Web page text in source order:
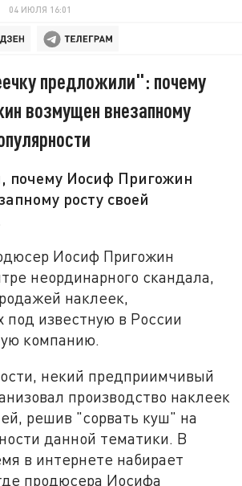
04 ИЮЛЯ 16:01
предложили": почему
возмущен внезапному
почему Иосиф Пригожин
росту своей
Иосиф Пригожин
неординарного скандала,
наклеек,
под известную в России
компанию.
некий предприимчивый
производство наклеек
решив "сорвать куш" на
данной тематики. В
в интернете набирает
продюсера Иосифа